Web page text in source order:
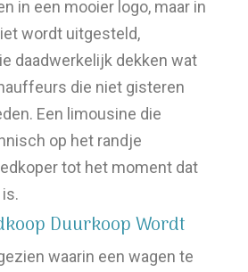
in een mooier logo, maar in
wordt uitgesteld,
daadwerkelijk dekken wat
die niet gisteren
Een limousine die
op het randje
tot het moment dat
Duurkoop Wordt
waarin een wagen te